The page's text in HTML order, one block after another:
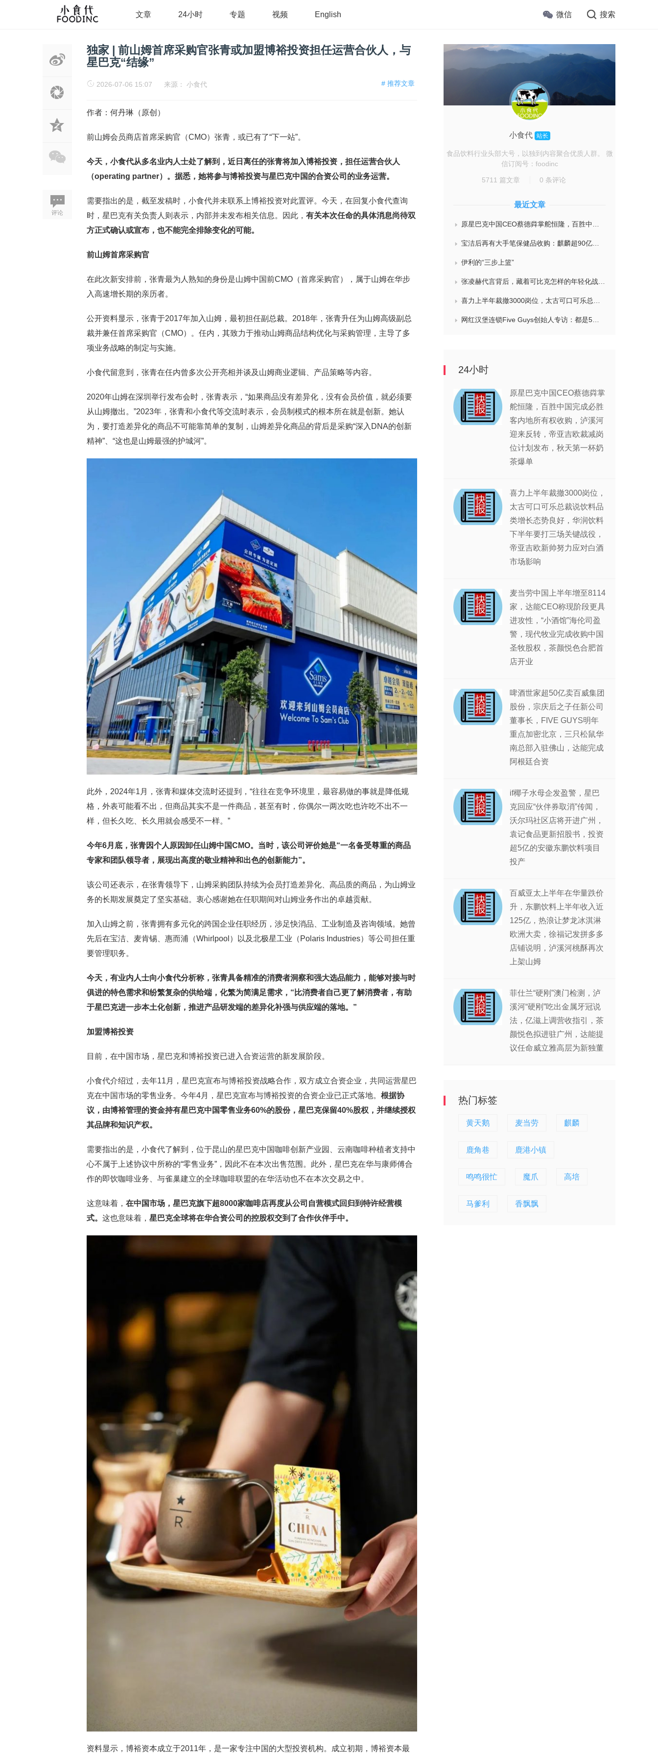
文章 24小时 专题 视频 English 微信 搜索
评论
独家 | 前山姆首席采购官张青或加盟博裕投资担任运营合伙人，与
星巴克“结缘”
# 推荐文章
2026-07-06 15:07 来源： 小食代
作者：何丹琳（原创）
前山姆会员商店首席采购官（CMO）张青，或已有了“下一站”。
今天，小食代从多名业内人士处了解到，近日离任的张青将加入博裕投资，担任运营合伙人
（operating partner）。据悉，她将参与博裕投资与星巴克中国的合资公司的业务运营。
需要指出的是，截至发稿时，小食代并未联系上博裕投资对此置评。今天，在回复小食代查询
时，星巴克有关负责人则表示，内部并未发布相关信息。因此， 有关本次任命的具体消息尚待双
方正式确认或宣布，也不能完全排除变化的可能。
前山姆首席采购官
在此次新安排前，张青最为人熟知的身份是山姆中国前CMO（首席采购官），属于山姆在华步
入高速增长期的亲历者。
公开资料显示，张青于2017年加入山姆，最初担任副总裁。2018年，张青升任为山姆高级副总
裁并兼任首席采购官（CMO）。任内，其致力于推动山姆商品结构优化与采购管理，主导了多
项业务战略的制定与实施。
小食代留意到，张青在任内曾多次公开亮相并谈及山姆商业逻辑、产品策略等内容。
2020年山姆在深圳举行发布会时，张青表示，“如果商品没有差异化，没有会员价值，就必须要
从山姆撤出。”2023年，张青和小食代等交流时表示，会员制模式的根本所在就是创新。她认
为，要打造差异化的商品不可能靠简单的复制，山姆差异化商品的背后是采购“深入DNA的创新
精神”、“这也是山姆最强的护城河”。
此外，2024年1月，张青和媒体交流时还提到，“往往在竞争环境里，最容易做的事就是降低规
格，外表可能看不出，但商品其实不是一件商品，甚至有时，你偶尔一两次吃也许吃不出不一
样，但长久吃、长久用就会感受不一样。”
今年6月底，张青因个人原因卸任山姆中国CMO。当时，该公司评价她是“一名备受尊重的商品
专家和团队领导者，展现出高度的敬业精神和出色的创新能力”。
该公司还表示，在张青领导下，山姆采购团队持续为会员打造差异化、高品质的商品，为山姆业
务的长期发展奠定了坚实基础。衷心感谢她在任职期间对山姆业务作出的卓越贡献。
加入山姆之前，张青拥有多元化的跨国企业任职经历，涉足快消品、工业制造及咨询领域。她曾
先后在宝洁、麦肯锡、惠而浦（Whirlpool）以及北极星工业（Polaris Industries）等公司担任重
要管理职务。
今天， 有业内人士向小食代分析称，张青具备精准的消费者洞察和强大选品能力，能够对接与时
俱进的特色需求和纷繁复杂的供给端，化繁为简满足需求，“比消费者自己更了解消费者，有助
于星巴克进一步本土化创新，推进产品研发端的差异化补强与供应端的落地。”
加盟博裕投资
目前，在中国市场，星巴克和博裕投资已进入合资运营的新发展阶段。
小食代介绍过，去年11月，星巴克宣布与博裕投资战略合作，双方成立合资企业，共同运营星巴
克在中国市场的零售业务。今年4月，星巴克宣布与博裕投资的合资企业已正式落地。 根据协
议，由博裕管理的资金持有星巴克中国零售业务60%的股份，星巴克保留40%股权，并继续授权
其品牌和知识产权。
需要指出的是，小食代了解到，位于昆山的星巴克中国咖啡创新产业园、云南咖啡种植者支持中
心不属于上述协议中所称的“零售业务”，因此不在本次出售范围。此外，星巴克在华与康师傅合
作的即饮咖啡业务、与雀巢建立的全球咖啡联盟的在华活动也不在本次交易之中。
这意味着， 在中国市场，星巴克旗下超8000家咖啡店再度从公司自营模式回归到特许经营模
式。 这也意味着， 星巴克全球将在华合资公司的控股权交到了合作伙伴手中。
资料显示，博裕资本成立于2011年，是一家专注中国的大型投资机构。成立初期，博裕资本最
小食代 站长
食品饮料行业头部大号，以独到内容聚合优质人群。 微
信订阅号：foodinc
5711 篇文章 0 条评论
最近文章
原星巴克中国CEO蔡德粦掌舵恒隆，百胜中国完成必胜客内地所有权收购，泸溪河迎来反转，帝亚吉欧裁减岗位计划发布，秋天第一杯奶茶爆单
宝洁后再有大手笔保健品收购：麒麟超90亿拿下健美生，在华已入驻山姆和开市客等多渠道，为何超300亿资本一周内“疯抢”VMS？
伊利的“三步上篮”
张凌赫代言背后，藏着可比克怎样的年轻化战略？
喜力上半年裁撤3000岗位，太古可口可乐总裁说饮料品类增长态势良好，华润饮料下半年要打三场关键战役，帝亚吉欧新帅努力应对白酒市场影响
网红汉堡连锁Five Guys创始人专访：都是5个儿子和妻子在打理，绝不会与麦当劳正面竞争，要公司上市或卖盘的建议不时出现
24小时
原星巴克中国CEO蔡德粦掌
舵恒隆，百胜中国完成必胜
客内地所有权收购，泸溪河
迎来反转，帝亚吉欧裁减岗
位计划发布，秋天第一杯奶
茶爆单
喜力上半年裁撤3000岗位，
太古可口可乐总裁说饮料品
类增长态势良好，华润饮料
下半年要打三场关键战役，
帝亚吉欧新帅努力应对白酒
市场影响
麦当劳中国上半年增至8114
家，达能CEO称现阶段更具
进攻性，“小酒馆”海伦司盈
警，现代牧业完成收购中国
圣牧股权，茶颜悦色合肥首
店开业
啤酒世家超50亿卖百威集团
股份，宗庆后之子任新公司
董事长，FIVE GUYS明年
重点加密北京，三只松鼠华
南总部入驻佛山，达能完成
阿根廷合资
if椰子水母企发盈警，星巴
克回应“伙伴券取消”传闻，
沃尔玛社区店将开进广州，
袁记食品更新招股书，投资
超5亿的安徽东鹏饮料项目
投产
百威亚太上半年在华量跌价
升，东鹏饮料上半年收入近
125亿，热浪让梦龙冰淇淋
欧洲大卖，徐福记发拼多多
店铺说明，泸溪河桃酥再次
上架山姆
菲仕兰“硬刚”澳门检测，泸
溪河“硬刚”吃出金属牙冠说
法，亿滋上调营收指引，茶
颜悦色拟进驻广州，达能提
议任命威立雅高层为新独董
热门标签
黄天鹅 麦当劳 麒麟
鹿角巷 鹿港小镇
鸣鸣很忙 魔爪 高培
马爹利 香飘飘